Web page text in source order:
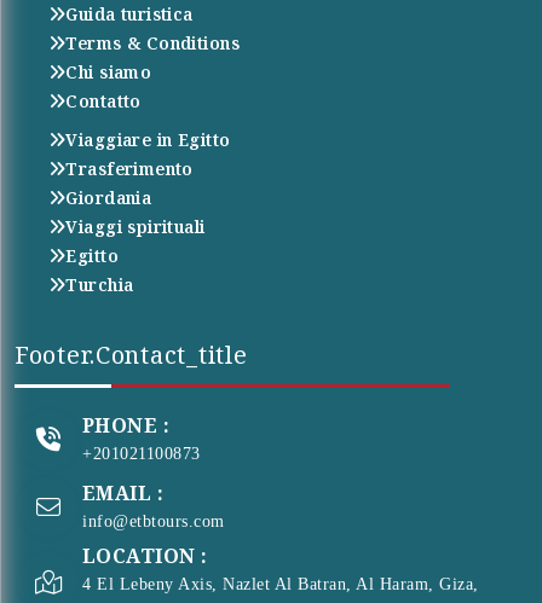
Guida turistica
Terms & Conditions
Chi siamo
Contatto
Viaggiare in Egitto
Trasferimento
Giordania
Viaggi spirituali
Egitto
Turchia
Footer.contact_title
PHONE :
+201021100873
EMAIL :
info@etbtours.com
LOCATION :
4 El Lebeny Axis, Nazlet Al Batran, Al Haram, Giza,